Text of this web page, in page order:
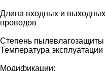
Длина входных и выходных
проводов
Степень пылевлагозащиты
Температура эксплуатации
Модификации: